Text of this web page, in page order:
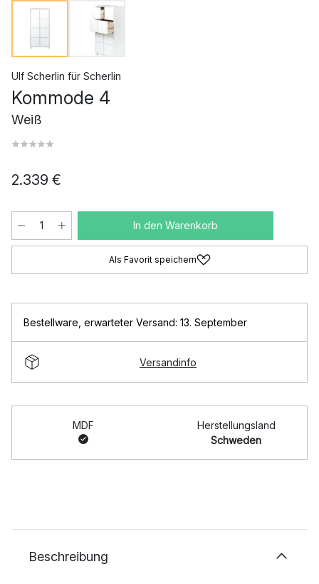
Ulf Scherlin für Scherlin
Kommode 4
Weiß
2.339 €
In den Warenkorb
Als Favorit speichern
Bestellware erwarteter Versand: 13. September
Versandinfo
MDF
Herstellungsland
Schweden
Beschreibung